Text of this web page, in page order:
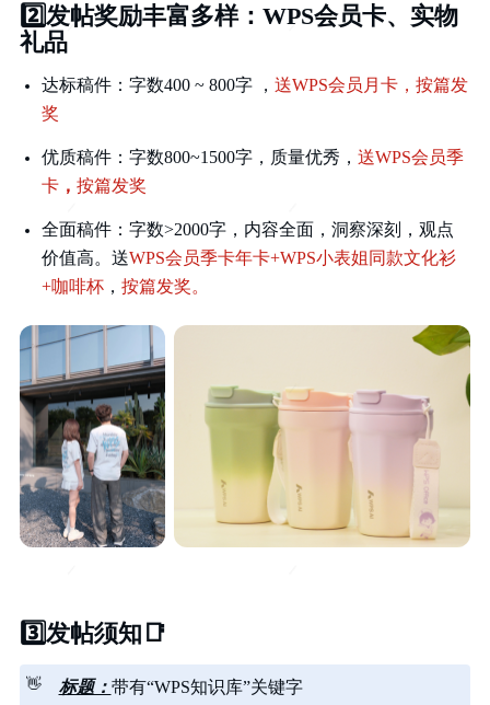
2️⃣发帖奖励丰富多样：WPS会员卡、实物
礼品
达标稿件： 字数400 ~ 800字 ， 送WPS会员月卡，按篇发
奖
优质稿件： 字数800~1500字，质量优秀， 送WPS会员季
卡， 按篇发奖
全面稿件： 字数>2000字，内容全面，洞察深刻，观点
价值高。送WPS会员季卡年卡+WPS小表姐同款文化衫
+咖啡杯， 按篇发奖。
3️⃣发帖须知 📑
👋 标题： 带有“WPS知识库”关键字